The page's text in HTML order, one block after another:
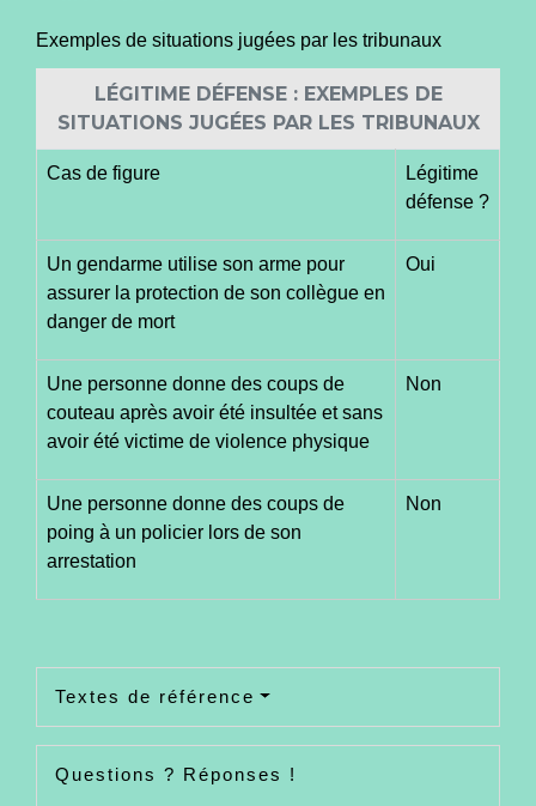
Exemples de situations jugées par les tribunaux
LÉGITIME DÉFENSE : EXEMPLES DE
SITUATIONS JUGÉES PAR LES TRIBUNAUX
Cas de figure
Légitime
défense ?
Un gendarme utilise son arme pour
assurer la protection de son collègue en
danger de mort
Oui
Une personne donne des coups de
couteau après avoir été insultée et sans
avoir été victime de violence physique
Non
Une personne donne des coups de
poing à un policier lors de son
arrestation
Non
Textes de référence
Questions ? Réponses !